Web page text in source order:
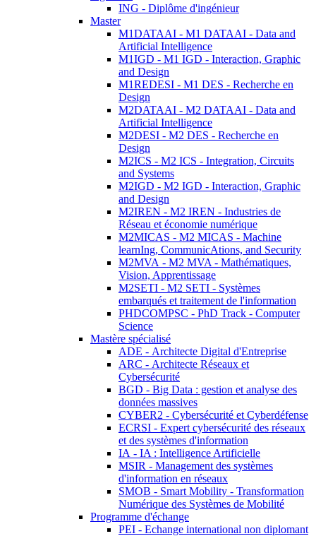
ING - Diplôme d'ingénieur
Master
M1DATAAI - M1 DATAAI - Data and
Artificial Intelligence
M1IGD - M1 IGD - Interaction, Graphic
and Design
M1REDESI - M1 DES - Recherche en
Design
M2DATAAI - M2 DATAAI - Data and
Artificial Intelligence
M2DESI - M2 DES - Recherche en
Design
M2ICS - M2 ICS - Integration, Circuits
and Systems
M2IGD - M2 IGD - Interaction, Graphic
and Design
M2IREN - M2 IREN - Industries de
Réseau et économie numérique
M2MICAS - M2 MICAS - Machine
learnIng, CommunicAtions, and Security
M2MVA - M2 MVA - Mathématiques,
Vision, Apprentissage
M2SETI - M2 SETI - Systèmes
embarqués et traitement de l'information
PHDCOMPSC - PhD Track - Computer
Science
Mastère spécialisé
ADE - Architecte Digital d'Entreprise
ARC - Architecte Réseaux et
Cybersécurité
BGD - Big Data : gestion et analyse des
données massives
CYBER2 - Cybersécurité et Cyberdéfense
ECRSI - Expert cybersécurité des réseaux
et des systèmes d'information
IA - IA : Intelligence Artificielle
MSIR - Management des systèmes
d'information en réseaux
SMOB - Smart Mobility - Transformation
Numérique des Systèmes de Mobilité
Programme d'échange
PEI - Echange international non diplomant